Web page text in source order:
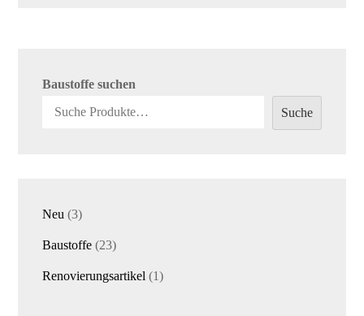
Baustoffe suchen
Suche
Neu 33
Baustoffe 2323
Renovierungsartikel 11